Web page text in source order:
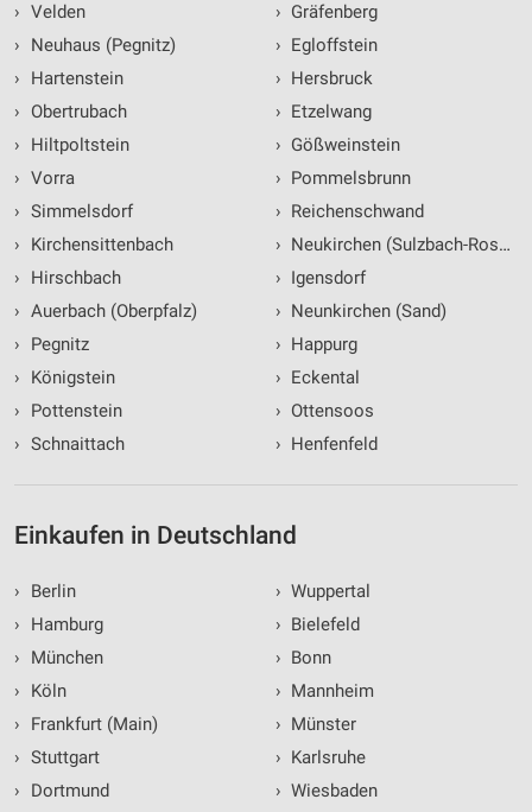
› Velden
›
Neuhaus (Pegnitz)
›
Hartenstein
›
Obertrubach
›
Hiltpoltstein
› Vorra
› Simmelsdorf
›
Kirchensittenbach
›
Hirschbach
› Auerbach (Oberpfalz)
›
Pegnitz
›
Königstein
›
Pottenstein
› Schnaittach
› Gräfenberg
› Egloffstein
› Hersbruck
› Etzelwang
› Gößweinstein
› Pommelsbrunn
› Reichenschwand
› Neukirchen (Sulzbach-
› Igensdorf
› Neunkirchen (Sand)
› Happurg
› Eckental
› Ottensoos
› Henfenfeld
Einkaufen in Deutschland
›
Berlin
›
Hamburg
›
München
›
Köln
›
Frankfurt (Main)
› Stuttgart
›
Dortmund
› Wuppertal
› Bielefeld
› Bonn
› Mannheim
› Münster
› Karlsruhe
› Wiesbaden